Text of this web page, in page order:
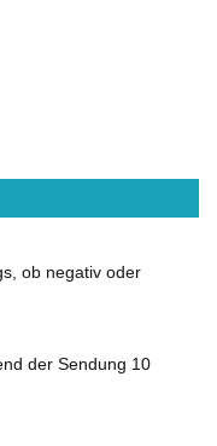
ob negativ oder
der Sendung 10